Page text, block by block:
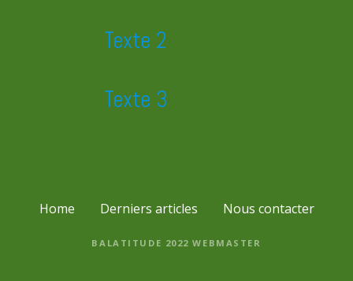
Texte 2
Texte 3
Home Derniers articles Nous contacter
BALATITUDE 2022WEBMASTER